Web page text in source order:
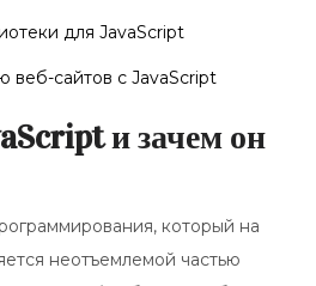
для JavaScript
веб-сайтов с JavaScript
и зачем он
который на
неотъемлемой частью